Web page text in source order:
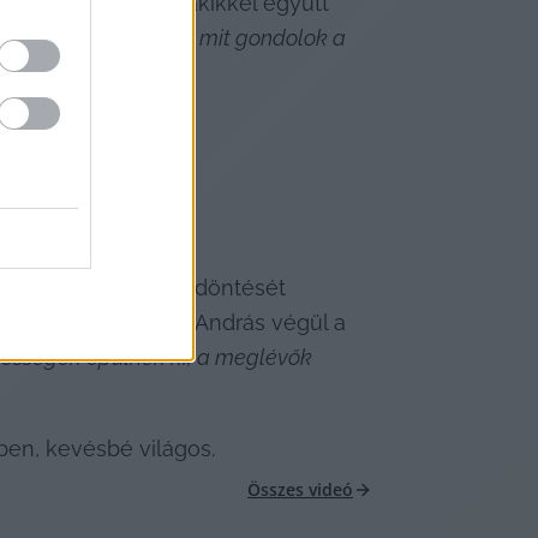
bemutatni, mit gondolok a
elmondta: döntését
. Kovács András végül a
épülnek ki, a meglévők
kevésbé világos.
Összes videó